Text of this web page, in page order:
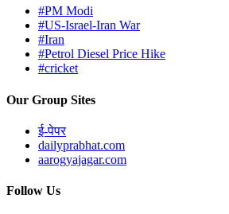
#PM Modi
#US-Israel-Iran War
#Iran
#Petrol Diesel Price Hike
#cricket
Our Group Sites
ई-पेपर
dailyprabhat.com
aarogyajagar.com
Follow Us